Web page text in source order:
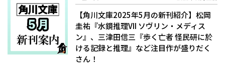
【角川文庫2025年5月の新刊紹介】松岡
圭祐『水鏡推理VII ソヴリン・メディス
ン』、三津田信三『歩く亡者 怪民研に於
ける記録と推理』など注目作が盛りだく
さん！